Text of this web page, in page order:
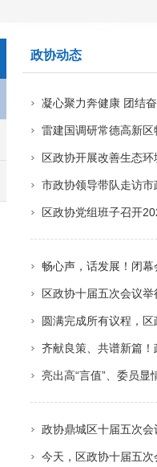
政协动态
凝心聚力奔健康 团结
雷建国调研常德高新
区政协开展改善生态
市政协领导带队走访
区政协党组班子召开
畅心声，话发展！闭
区政协十届五次会议
圆满完成所有议程，
齐献良策、共谱新篇
亮出高“言值”、委员
政协鼎城区十届五次
今天，区政协十届五